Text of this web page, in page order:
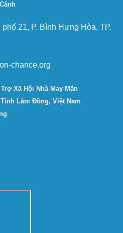
21, P. Bình Hưng Hòa, TP.
chance.org
Xã Hội Nhà May Mắn
Lâm Đồng, Việt Nam